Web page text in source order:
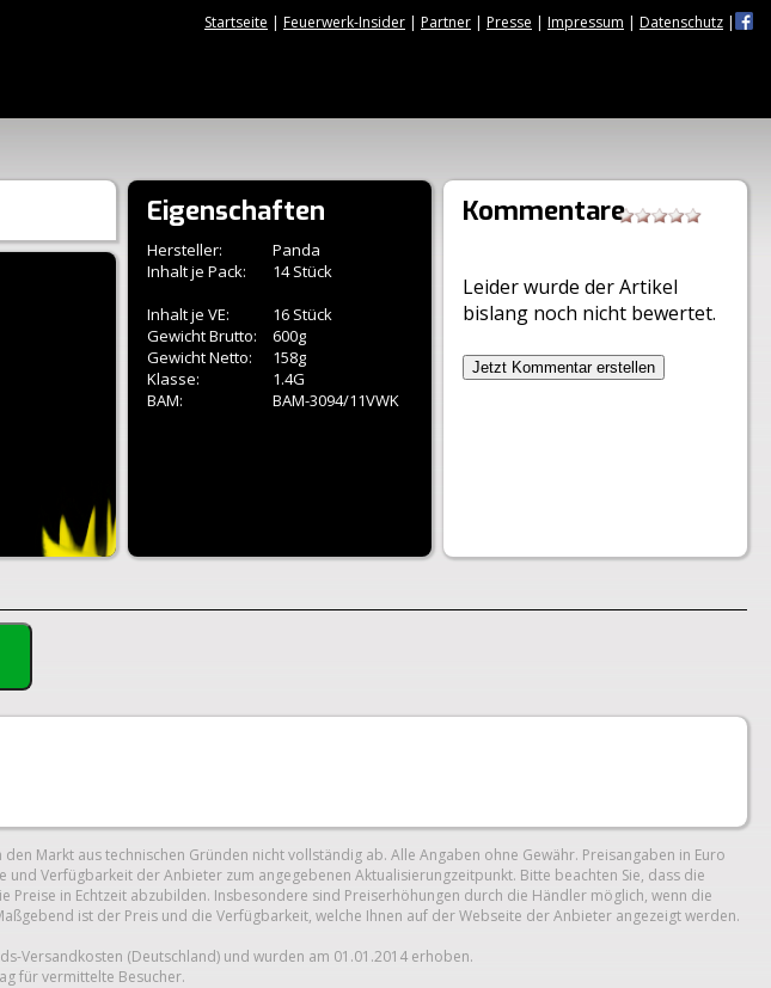
Startseite | Feuerwerk-Insider | Partner | Presse | Impressum | Datenschutz |
Eigenschaften
Hersteller:
Panda
Inhalt je Pack:
14 Stück
Inhalt je VE:
16 Stück
Gewicht Brutto:
600g
Gewicht Netto:
158g
Klasse:
1.4G
BAM:
BAM-3094/11VWK
Kommentare
Leider wurde der Artikel
bislang noch nicht bewertet.
Jetzt Kommentar erstellen
Markt aus technischen Gründen nicht vollständig ab. Alle Angaben ohne Gewähr. Preisangaben in Euro
Verfügbarkeit der Anbieter zum angegebenen Aktualisierungzeitpunkt. Bitte beachten Sie, dass die
Preise in Echtzeit abzubilden. Insbesondere sind Preiserhöhungen durch die Händler möglich, wenn die
ist der Preis und die Verfügbarkeit, welche Ihnen auf der Webseite der Anbieter angezeigt werden.
Versandkosten (Deutschland) und wurden am 01.01.2014 erhoben.
für vermittelte Besucher.